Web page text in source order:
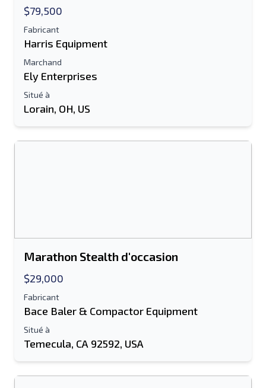
$79,500
Fabricant
Harris Equipment
Marchand
Ely Enterprises
Situé à
Lorain, OH, US
Marathon Stealth d'occasion
$29,000
Fabricant
Bace Baler & Compactor Equipment
Situé à
Temecula, CA 92592, USA
Information additionnelle